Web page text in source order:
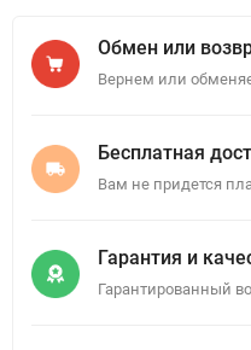
Обмен или
Вернем или
Бесплатная
Вам не придется
Гарантия и
Гарантированный